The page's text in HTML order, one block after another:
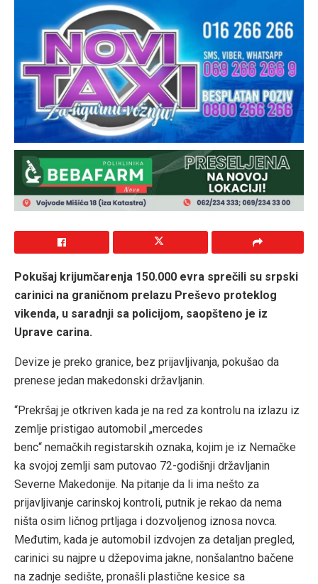
Pokušaj krijumčarenja 150.000 evra sprečili su srpski
carinici na graničnom prelazu Preševo proteklog
vikenda, u saradnji sa policijom, saopšteno je iz
Uprave carina.
Devize je preko granice, bez prijavljivanja, pokušao da
prenese jedan makedonski državljanin.
“Prekršaj je otkriven kada je na red za kontrolu na izlazu iz
zemlje pristigao automobil „mercedes
benc“ nemačkih registarskih oznaka, kojim je iz Nemačke
ka svojoj zemlji sam putovao 72-godišnji državljanin
Severne Makedonije. Na pitanje da li ima nešto za
prijavljivanje carinskoj kontroli, putnik je rekao da nema
ništa osim ličnog prtljaga i dozvoljenog iznosa novca.
Međutim, kada je automobil izdvojen za detaljan pregled,
carinici su najpre u džepovima jakne, nonšalantno bačene
na zadnje sedište, pronašli plastične kesice sa